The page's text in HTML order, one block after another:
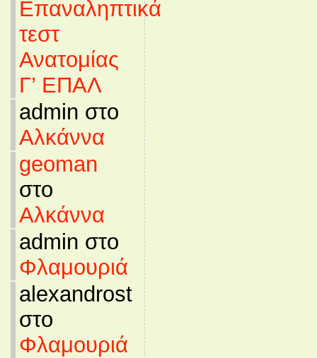
Επαναληπτικά
τεστ
Ανατομίας
Γ’ ΕΠΑΛ
admin στο
Αλκάννα
geoman
στο
Αλκάννα
admin στο
Φλαμουριά
alexandrost
στο
Φλαμουριά